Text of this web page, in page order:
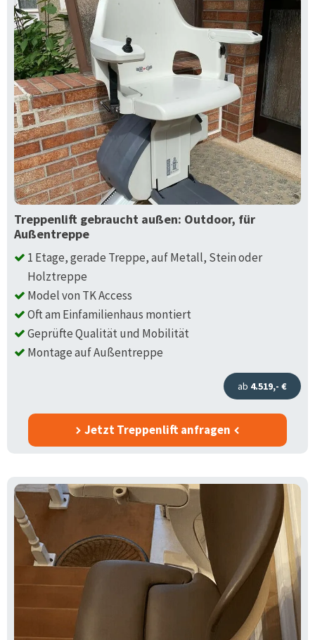
Treppenlift gebraucht außen: Outdoor, für
Außentreppe
1 Etage, gerade Treppe, auf Metall, Stein oder
Holztreppe
Model von TK Access
Oft am Einfamilienhaus montiert
Geprüfte Qualität und Mobilität
Montage auf Außentreppe
ab 4.519,- €
Jetzt Treppenlift anfragen